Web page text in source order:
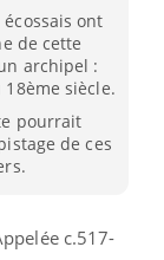
ont
de cette
archipel :
siècle.
pourrait
de ces
c.517-